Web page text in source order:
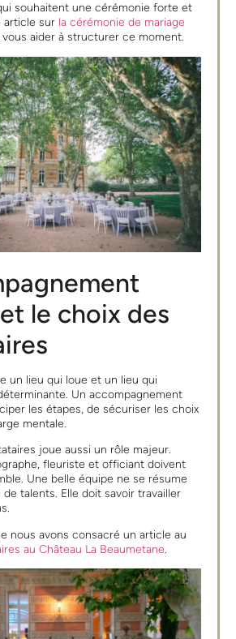
souhaitent une cérémonie forte et
article sur la cérémonie de mariage
aider à structurer ce moment.
le choix des
un lieu qui loue et un lieu qui
Un accompagnement
les étapes, de sécuriser les choix
mentale.
joue aussi un rôle majeur.
fleuriste et officiant doivent
Une belle équipe ne se résume
de talents. Elle doit savoir travailler
nous avons consacré un article au
au Château La Beaumetane.